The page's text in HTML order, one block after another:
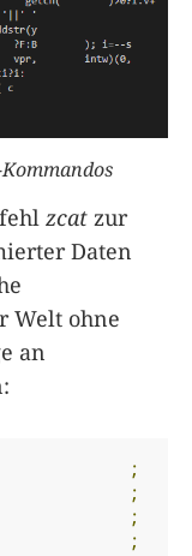
zcat zur
Daten
Welt ohne
an
;
;
;
;